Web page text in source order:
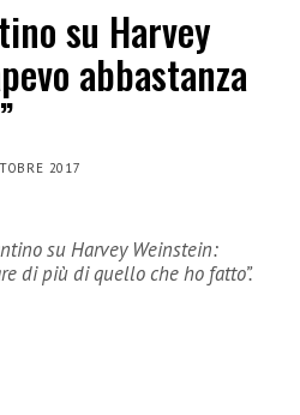
su Harvey
abbastanza
2017
su Harvey Weinstein:
di più di quello che ho fatto”.